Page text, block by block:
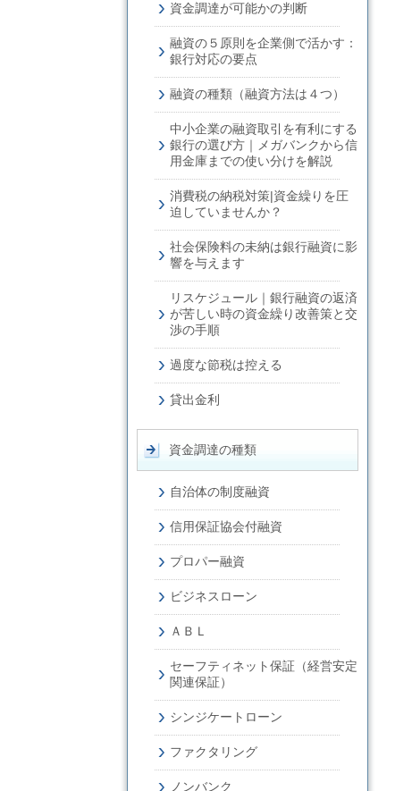
資金調達が可能かの判断
融資の５原則を企業側で活かす：
銀行対応の要点
融資の種類（融資方法は４つ）
中小企業の融資取引を有利にする
銀行の選び方｜メガバンクから信
用金庫までの使い分けを解説
消費税の納税対策|資金繰りを圧
迫していませんか？
社会保険料の未納は銀行融資に影
響を与えます
リスケジュール｜銀行融資の返済
が苦しい時の資金繰り改善策と交
渉の手順
過度な節税は控える
貸出金利
資金調達の種類
自治体の制度融資
信用保証協会付融資
プロパー融資
ビジネスローン
ＡＢＬ
セーフティネット保証（経営安定
関連保証）
シンジケートローン
ファクタリング
ノンバンク